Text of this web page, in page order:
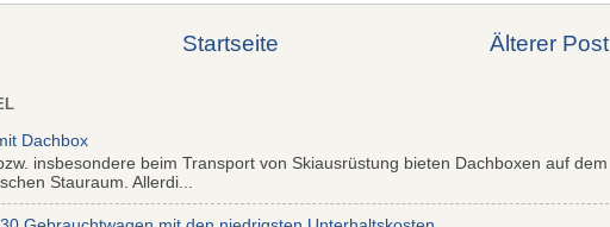
Älterer Post
Startseite
Dachbox
insbesondere beim Transport von Skiausrüstung bieten Dachboxen auf dem
Stauraum. Allerdi...